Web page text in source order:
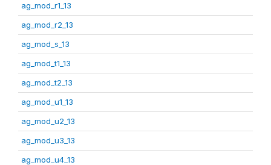
ag_mod_r1_13
ag_mod_r2_13
ag_mod_s_13
ag_mod_t1_13
ag_mod_t2_13
ag_mod_u1_13
ag_mod_u2_13
ag_mod_u3_13
ag_mod_u4_13